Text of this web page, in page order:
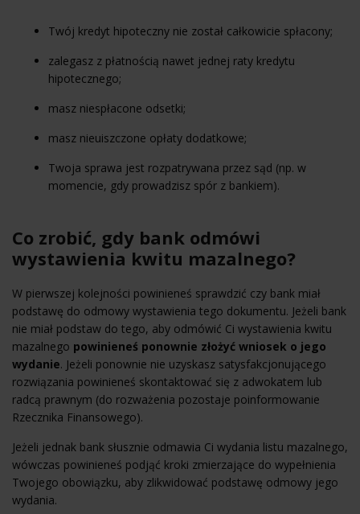
Twój kredyt hipoteczny nie został całkowicie spłacony;
zalegasz z płatnością nawet jednej raty kredytu
hipotecznego;
masz niespłacone odsetki;
masz nieuiszczone opłaty dodatkowe;
Twoja sprawa jest rozpatrywana przez sąd (np. w
momencie, gdy prowadzisz spór z bankiem).
Co zrobić, gdy bank odmówi
wystawienia kwitu mazalnego?
W pierwszej kolejności powinieneś sprawdzić czy bank miał
podstawę do odmowy wystawienia tego dokumentu. Jeżeli bank
nie miał podstaw do tego, aby odmówić Ci wystawienia kwitu
mazalnego powinieneś ponownie złożyć wniosek o jego
wydanie. Jeżeli ponownie nie uzyskasz satysfakcjonującego
rozwiązania powinieneś skontaktować się z adwokatem lub
radcą prawnym (do rozważenia pozostaje poinformowanie
Rzecznika Finansowego).
Jeżeli jednak bank słusznie odmawia Ci wydania listu mazalnego,
wówczas powinieneś podjąć kroki zmierzające do wypełnienia
Twojego obowiązku, aby zlikwidować podstawę odmowy jego
wydania.